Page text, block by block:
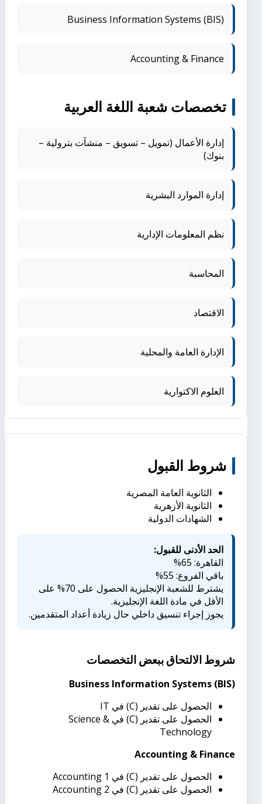
Business Information Systems (BIS)
Accounting & Finance
تخصصات شعبة اللغة العربية
إدارة الأعمال (تمويل – تسويق – منشآت بترولية –
بنوك)
إدارة الموارد البشرية
نظم المعلومات الإدارية
المحاسبة
الاقتصاد
الإدارة العامة والمحلية
العلوم الاكتوارية
شروط القبول
الثانوية العامة المصرية
الثانوية الأزهرية
الشهادات الدولية
الحد الأدنى للقبول:
القاهرة: 65%
باقي الفروع: 55%
يشترط للشعبة الإنجليزية الحصول على 70% على
الأقل في مادة اللغة الإنجليزية.
يجوز إجراء تنسيق داخلي حال زيادة أعداد المتقدمين.
شروط الالتحاق ببعض التخصصات
Business Information Systems (BIS)
الحصول على تقدير (C) في IT
الحصول على تقدير (C) في Science &
Technology
Accounting & Finance
الحصول على تقدير (C) في Accounting 1
الحصول على تقدير (C) في Accounting 2